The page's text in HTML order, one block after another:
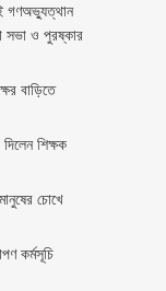
গণঅভ্যুত্থান
সভা ও পুরষ্কার
বাড়িতে
দিলেন শিক্ষক
চোখে
কর্মসূচি